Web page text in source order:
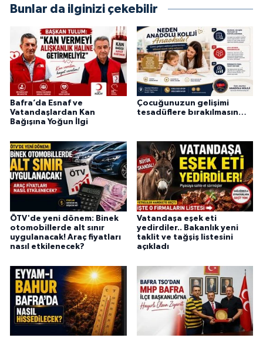
Bunlar da ilginizi çekebilir
Bafra’da Esnaf ve
Vatandaşlardan Kan
Bağışına Yoğun İlgi
Çocuğunuzun gelişimi
tesadüflere bırakılmasın…
ÖTV'de yeni dönem: Binek
otomobillerde alt sınır
uygulanacak! Araç fiyatları
nasıl etkilenecek?
Vatandaşa eşek eti
yedirdiler.. Bakanlık yeni
taklit ve tağşiş listesini
açıkladı